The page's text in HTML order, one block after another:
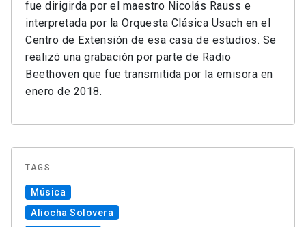
fue dirigirda por el maestro Nicolás Rauss e
interpretada por la Orquesta Clásica Usach en el
Centro de Extensión de esa casa de estudios. Se
realizó una grabación por parte de Radio
Beethoven que fue transmitida por la emisora en
enero de 2018.
TAGS
Música
Aliocha Solovera